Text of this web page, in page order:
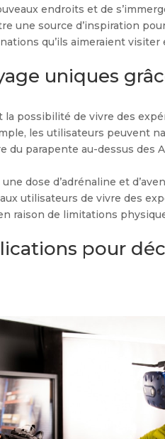
endroits et de
une source d’inspiration
qu’ils aimeraient visiter
uniques
possibilité de vivre des
les utilisateurs peuvent
du parapente au-dessus des
dose d’adrénaline et
utilisateurs de vivre des
raison de limitations
pour